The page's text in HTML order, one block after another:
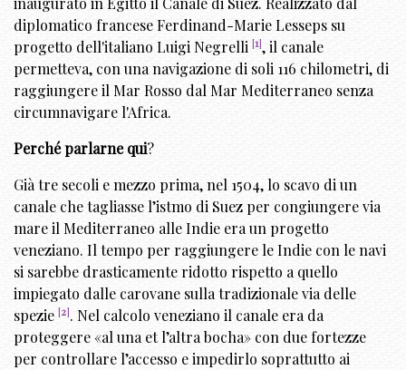
diplomatico francese Ferdinand-Marie Lesseps su
progetto dell'italiano Luigi Negrelli [1], il canale
permetteva, con una navigazione di soli 116 chilometri, di
raggiungere il Mar Rosso dal Mar Mediterraneo senza
circumnavigare l'Africa.
Perché parlarne qui?
Già tre secoli e mezzo prima, nel 1504, lo scavo di un
canale che tagliasse l’istmo di Suez per congiungere via
mare il Mediterraneo alle Indie era un progetto
veneziano. Il tempo per raggiungere le Indie con le navi
si sarebbe drasticamente ridotto rispetto a quello
impiegato dalle carovane sulla tradizionale via delle
spezie [2]. Nel calcolo veneziano il canale era da
proteggere «al una et l’altra bocha» con due fortezze
per controllare l’accesso e impedirlo soprattutto ai